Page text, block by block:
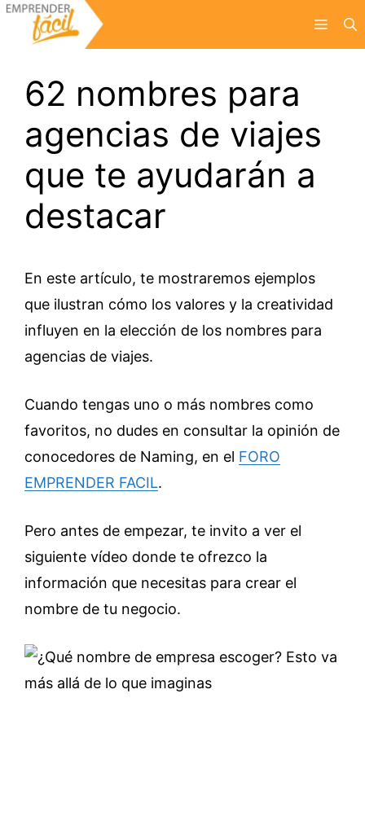
Saltar
Menú
62 nombres para
agencias de viajes
que te ayudarán a
destacar
En este artículo, te mostraremos ejemplos
que ilustran cómo los valores y la creatividad
influyen en la elección de los nombres para
agencias de viajes.
Cuando tengas uno o más nombres como
favoritos, no dudes en consultar la opinión de
conocedores de Naming, en el FORO
EMPRENDER FACIL.
Pero antes de empezar, te invito a ver el
siguiente vídeo donde te ofrezco la
información que necesitas para crear el
nombre de tu negocio.